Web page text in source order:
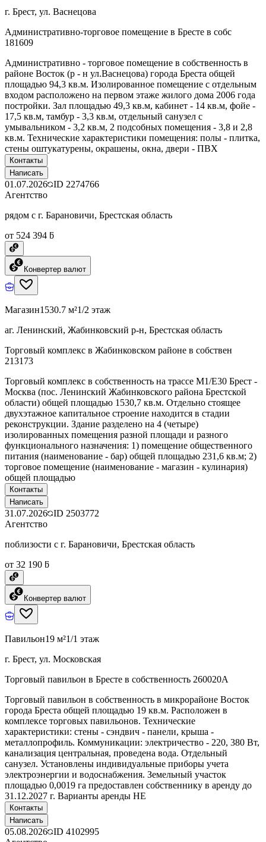
г. Брест, ул. Васнецова
Административно-торговое помещение в Бресте в собс
181609
Административно - торговое помещение в собственность в
районе Восток (р - н ул.Васнецова) города Бреста общей
площадью 94,3 кв.м. Изолированное помещение с отдельным
входом расположено на первом этаже жилого дома 2006 года
постройки. Зал площадью 49,3 кв.м, кабинет - 14 кв.м, фойе -
17,5 кв.м, тамбур - 3,3 кв.м, отдельный санузел с
умывальником - 3,2 кв.м, 2 подсобных помещения - 3,8 и 2,8
кв.м. Технические характеристики помещения: полы - плитка,
стены оштукатурены, окрашены, окна, двери - ПВХ
Контакты
Написать
01.07.2026 ID 2274766
Агентство
рядом с г. Барановичи, Брестская область
от 524 394 ƃ
Конвертер валют
Магазин1530.7 м²1/2 этаж
аг. Ленинский, Жабинковский р-н, Брестская область
Торговый комплекс в Жабинковском районе в собствен
213173
Торговый комплекс в собственность на трассе М1/E30 Брест -
Москва (пос. Ленинский Жабинковского района Брестской
области) общей площадью 1530,7 кв.м. Отдельно стоящее
двухэтажное капитальное строение находится в стадии
реконструкции. Здание разделено на 4 (четыре)
изолированных помещения разной площади и разного
функционального назначения: 1) помещение общественного
питания (наименование - бар) общей площадью 231,6 кв.м; 2)
торговое помещение (наименование - магазин - кулинария)
общей площадью
Контакты
Написать
31.07.2026 ID 2503772
Агентство
поблизости с г. Барановичи, Брестская область
от 32 190 ƃ
Конвертер валют
Павильон19 м²1/1 этаж
г. Брест, ул. Московская
Торговый павильон в Бресте в собственность 260020A
Торговый павильон в собственность в микрорайоне Восток
города Бреста общей площадью 19 кв.м. Расположен в
комплексе торговых павильонов. Технические
характеристики: стены - сэндвич - панели, крыша -
металлопрофиль. Коммуникации: электричество - 220, 380 Вт,
канализация центральная, проведена вода. Отдельный
санузел. Установлены индивидуальные приборы учета
электроэнергии и водоснабжения. Земельный участок
площадью 0,0019 га предоставлен собственнику в аренду до
31.12.2027 г. Варианты аренды НЕ
Контакты
Написать
05.08.2026 ID 4102995